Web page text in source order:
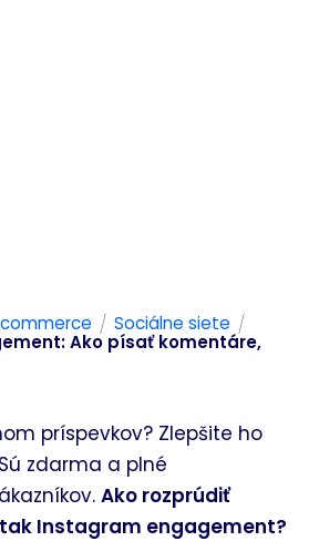
/ Sociálne siete /
Ako písať komentáre,
príspevkov? Zlepšite ho
zdarma a plné
Ako rozprúdiť
Instagram engagement?